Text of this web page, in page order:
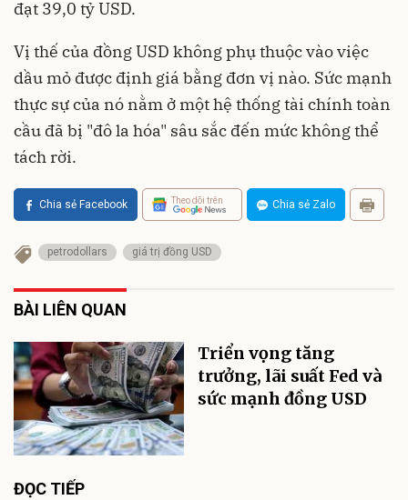
đạt 39,0 tỷ USD.
Vị thế của đồng USD không phụ thuộc vào việc
dầu mỏ được định giá bằng đơn vị nào. Sức mạnh
thực sự của nó nằm ở một hệ thống tài chính toàn
cầu đã bị "đô la hóa" sâu sắc đến mức không thể
tách rời.
Chia sẻ Facebook Theo dõi trên Chia sẻ Zalo
petrodollars giá trị đồng USD
BÀI LIÊN QUAN
Triển vọng tăng
trưởng, lãi suất Fed và
sức mạnh đồng USD
ĐỌC TIẾP